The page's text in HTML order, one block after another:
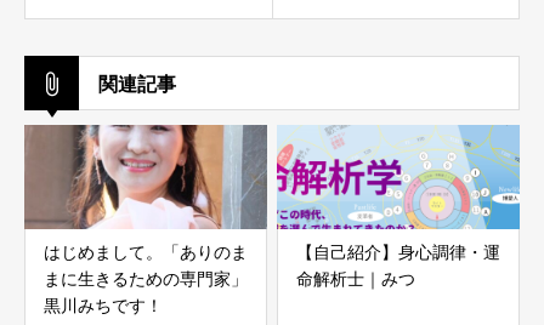
関連記事
はじめまして。「ありのま
まに生きるための専門家」
黒川みちです！
【自己紹介】身心調律・運
命解析士｜みつ